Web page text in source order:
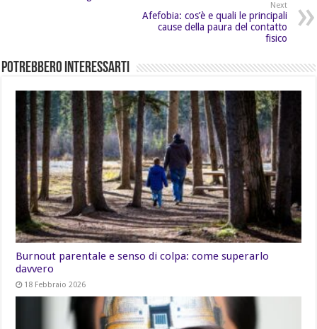
Next
Afefobia: cos’è e quali le principali
cause della paura del contatto
fisico
Potrebbero Interessarti
Burnout parentale e senso di colpa: come superarlo
davvero
18 Febbraio 2026